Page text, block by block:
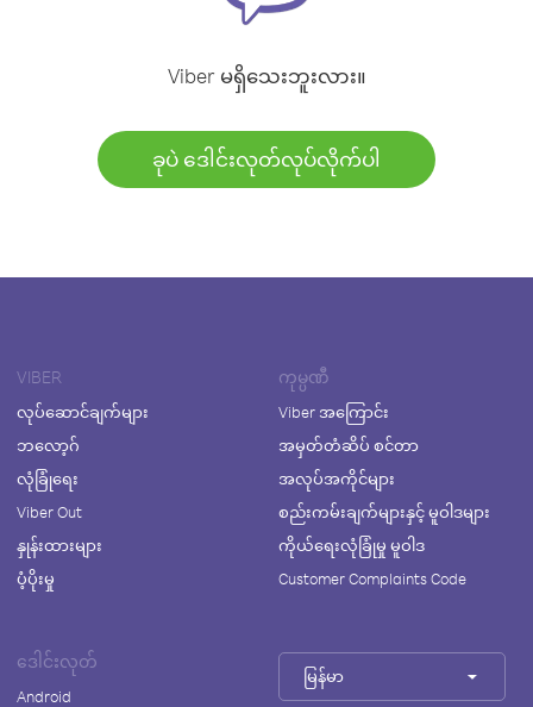
Viber မရှိသေးဘူးလား။
ခုပဲ ဒေါင်းလုတ်လုပ်လိုက်ပါ
VIBER
လုပ်ဆောင်ချက်များ
ဘလော့ဂ်
လုံခြုံရေး
Viber Out
နှုန်းထားများ
ပံ့ပိုးမှု
ကုမ္ပဏီ
Viber အကြောင်း
အမှတ်တံဆိပ် စင်တာ
အလုပ်အကိုင်များ
စည်းကမ်းချက်များနှင့် မူဝါဒများ
ကိုယ်ရေးလုံခြုံမှု မူဝါဒ
Customer Complaints Code
ဒေါင်းလုတ်
Android
မြန်မာ